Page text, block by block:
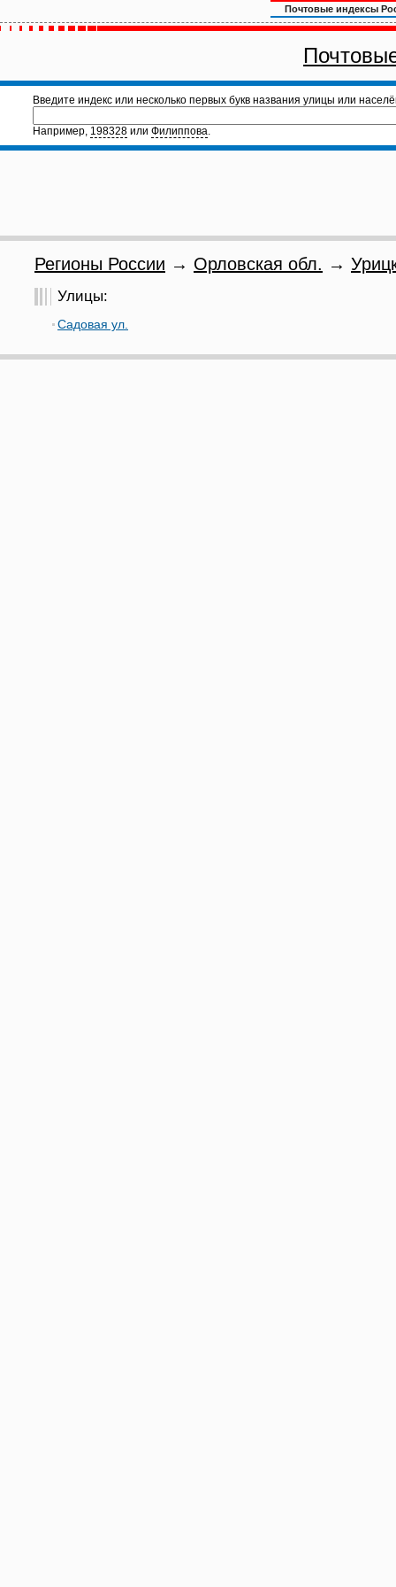
Почтовые индексы
Введите индекс или несколько первых букв названия улицы или
Например, 198328 или Филиппова.
Регионы России → Орловская обл. →
Улицы:
Садовая ул.